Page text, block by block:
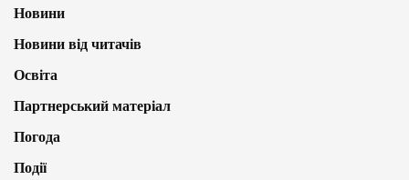
Новини
Новини від читачів
Освіта
Партнерський матеріал
Погода
Події